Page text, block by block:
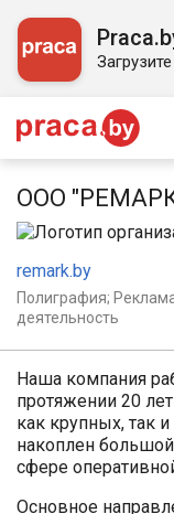
ООО
remark.by
Полиграфия;
деятельность
Наша компания
протяжении 20
как крупных, так
накоплен
сфере
Основное